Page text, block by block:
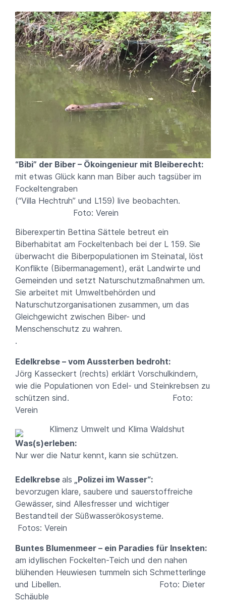
“Bibi” der Biber – Ökoingenieur mit Bleiberecht:
mit etwas Glück kann man Biber auch tagsüber im
Fockeltengraben
(“Villa Hechtruh” und L159) live beobachten.
Foto: Verein
Biberexpertin Bettina Sättele betreut ein
Biberhabitat am Fockeltenbach bei der L 159. Sie
überwacht die Biberpopulationen im Steinatal, löst
Konflikte (Bibermanagement), erät Landwirte und
Gemeinden und setzt Naturschutzmaßnahmen um.
Sie arbeitet mit Umweltbehörden und
Naturschutzorganisationen zusammen, um das
Gleichgewicht zwischen Biber- und
Menschenschutz zu wahren.
.
Edelkrebse – vom Aussterben bedroht:
Jörg Kasseckert (rechts) erklärt Vorschulkindern,
wie die Populationen von Edel- und Steinkrebsen zu
schützen sind. Foto:
Verein
Was(s)erleben:
Nur wer die Natur kennt, kann sie schützen.
Edelkrebse als
„Polizei im Wasser“:
bevorzugen klare, saubere und sauerstoffreiche
Gewässer, sind Allesfresser und wichtiger
Bestandteil der Süßwasserökosysteme.
Fotos: Verein
Buntes Blumenmeer – ein Paradies für Insekten:
am idyllischen Fockelten-Teich und den nahen
blühenden Heuwiesen tummeln sich Schmetterlinge
und Libellen. Foto: Dieter
Schäuble